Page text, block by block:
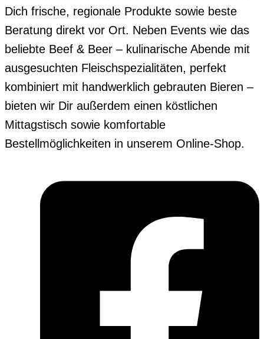
Dich frische, regionale Produkte sowie beste
Beratung direkt vor Ort. Neben Events wie das
beliebte Beef & Beer – kulinarische Abende mit
ausgesuchten Fleischspezialitäten, perfekt
kombiniert mit handwerklich gebrauten Bieren –
bieten wir Dir außerdem einen köstlichen
Mittagstisch sowie komfortable
Bestellmöglichkeiten in unserem Online-Shop.